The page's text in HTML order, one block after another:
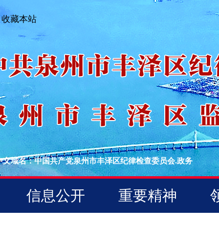
收藏本站
文域名：中国共产党泉州市丰泽区纪律检查委员会.政务
信息公开 重要精神